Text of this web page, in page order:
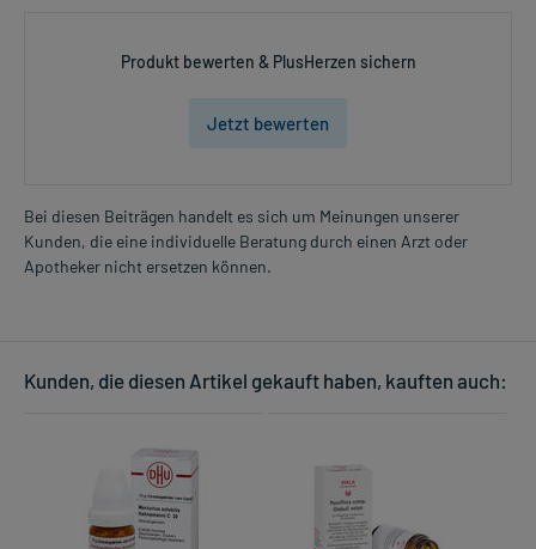
Produkt bewerten & PlusHerzen sichern
Jetzt bewerten
Bei diesen Beiträgen handelt es sich um Meinungen unserer
Kunden, die eine individuelle Beratung durch einen Arzt oder
Apotheker nicht ersetzen können.
Kunden, die diesen Artikel gekauft haben, kauften auch: